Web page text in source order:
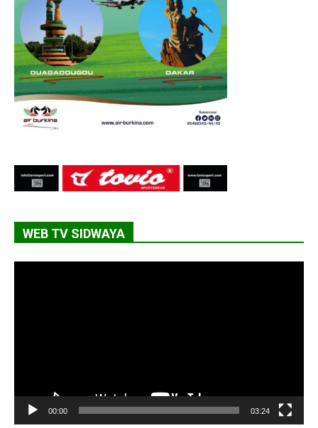
WEB TV SIDWAYA
00:00 03:24